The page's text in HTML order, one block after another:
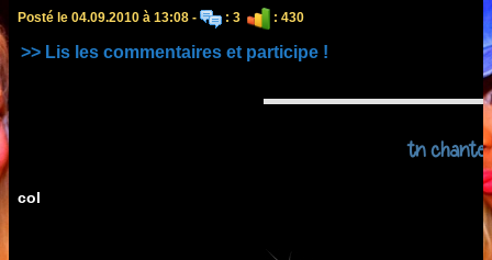
Posté le 04.09.2010 à 13:08 - : 3 : 430
>> Lis les commentaires et participe !
tn
col